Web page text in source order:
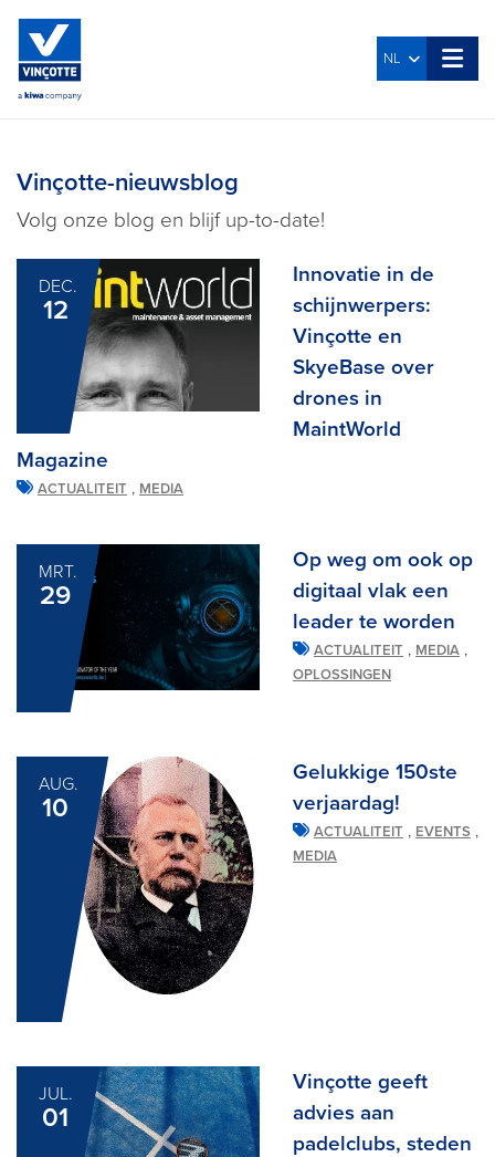
NL
Vinçotte-nieuwsblog
Volg onze blog en blijf up-to-date!
DEC.
12
Innovatie in de
schijnwerpers:
Vinçotte en
SkyeBase over
drones in
MaintWorld
Magazine
ACTUALITEIT , MEDIA
MRT.
29
Op weg om ook op
digitaal vlak een
leader te worden
ACTUALITEIT , MEDIA ,
OPLOSSINGEN
AUG.
10
Gelukkige 150ste
verjaardag!
ACTUALITEIT , EVENTS ,
MEDIA
JUL.
01
Vinçotte geeft
advies aan
padelclubs, steden